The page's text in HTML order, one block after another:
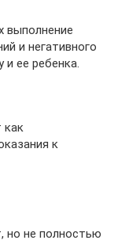
выполнение
и негативного
ее ребенка.
как
к
но не полностью